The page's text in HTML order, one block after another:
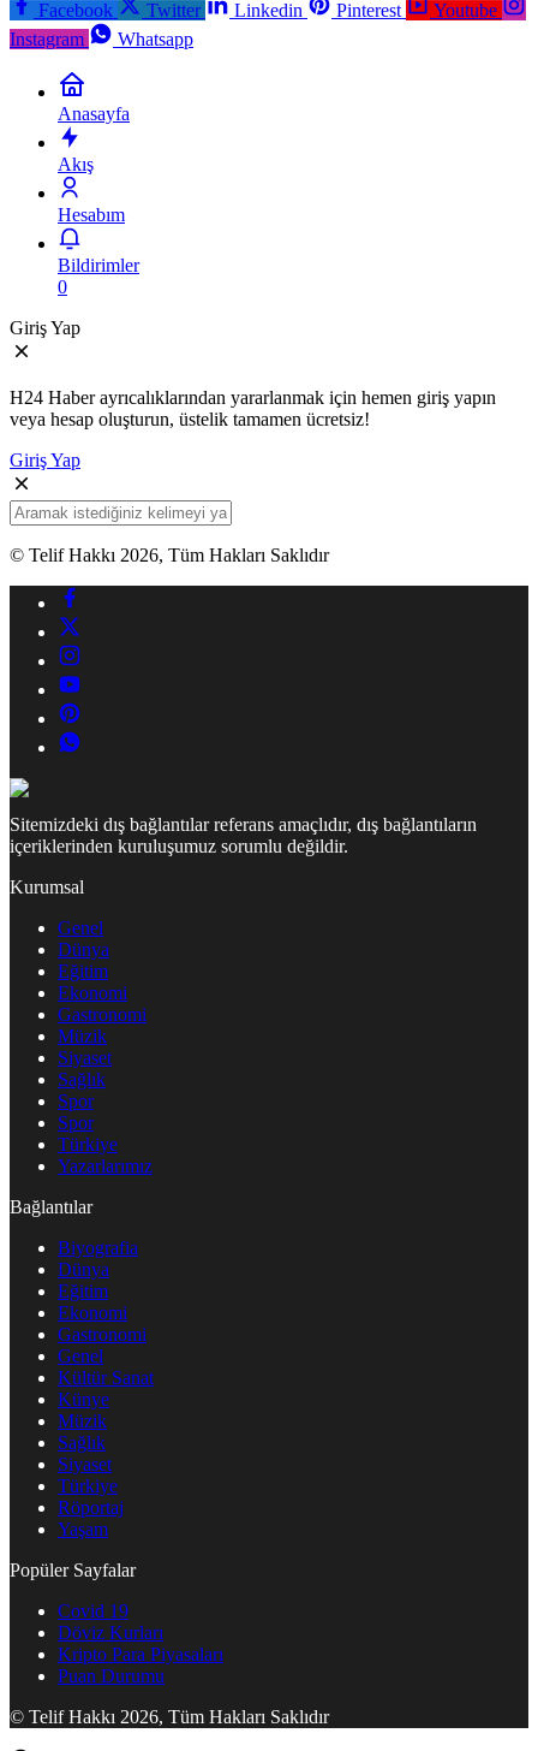
Facebook
Twitter Linkedin Pinterest
Youtube
Instagram
Whatsapp
Anasayfa
Akış
Hesabım
Bildirimler
0
Giriş Yap
H24 Haber ayrıcalıklarından yararlanmak için hemen giriş yapın
veya hesap oluşturun, üstelik tamamen ücretsiz!
Giriş Yap
© Telif Hakkı 2026, Tüm Hakları Saklıdır
Sitemizdeki dış bağlantılar referans amaçlıdır, dış bağlantıların
içeriklerinden kuruluşumuz sorumlu değildir.
Kurumsal
Genel
Dünya
Eğitim
Ekonomi
Gastronomi
Müzik
Siyaset
Sağlık
Spor
Spor
Türkiye
Yazarlarımız
Bağlantılar
Biyografia
Dünya
Eğitim
Ekonomi
Gastronomi
Genel
Kültür Sanat
Künye
Müzik
Sağlık
Siyaset
Türkiye
Röportaj
Yaşam
Popüler Sayfalar
Covid 19
Döviz Kurları
Kripto Para Piyasaları
Puan Durumu
© Telif Hakkı 2026, Tüm Hakları Saklıdır